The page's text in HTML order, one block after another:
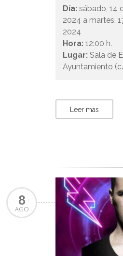
Día: sábado, 14
2024 a martes,
2024
Hora: 12:00 h.
Lugar: Sala de
Ayuntamiento
Leer más
8
AGO